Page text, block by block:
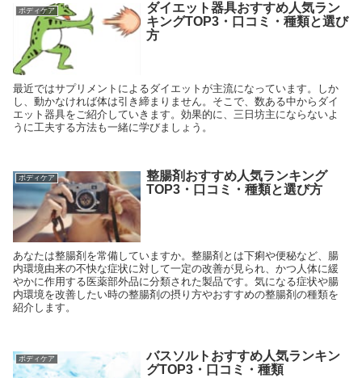
ボディケア
ダイエット器具おすすめ人気ラン
キングTOP3・口コミ・種類と選び
方
最近ではサプリメントによるダイエットが主流になっています。しか
し、動かなければ体は引き締まりません。そこで、数ある中からダイ
エット器具をご紹介していきます。効果的に、三日坊主にならないよ
うに工夫する方法も一緒に学びましょう。
ボディケア
整腸剤おすすめ人気ランキング
TOP3・口コミ・種類と選び方
あなたは整腸剤を常備していますか。整腸剤とは下痢や便秘など、腸
内環境由来の不快な症状に対して一定の改善が見られ、かつ人体に緩
やかに作用する医薬部外品に分類された製品です。気になる症状や腸
内環境を改善したい時の整腸剤の摂り方やおすすめの整腸剤の種類を
紹介します。
ボディケア
バスソルトおすすめ人気ランキン
グTOP3・口コミ・種類